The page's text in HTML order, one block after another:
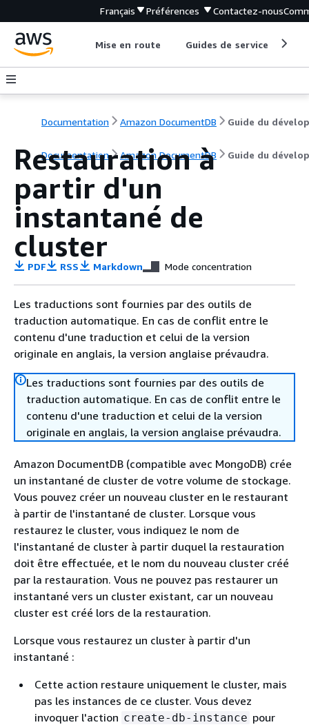
Français Préférences Contactez-nous
Mise en route Guides de service
Documentation Amazon DocumentDB
Documentation Amazon DocumentDB Guide du
Restauration à
partir d'un
instantané de
cluster
PDF RSS Markdown Mode concentration
Les traductions sont fournies par des outils de
traduction automatique. En cas de conflit entre le
contenu d'une traduction et celui de la version
originale en anglais, la version anglaise prévaudra.
Les traductions sont fournies par des outils de
traduction automatique. En cas de conflit entre le
contenu d'une traduction et celui de la version
originale en anglais, la version anglaise prévaudra.
Amazon DocumentDB (compatible avec MongoDB) crée
un instantané de cluster de votre volume de stockage.
Vous pouvez créer un nouveau cluster en le restaurant
à partir de l'instantané de cluster. Lorsque vous
restaurez le cluster, vous indiquez le nom de
l'instantané de cluster à partir duquel la restauration
doit être effectuée, et le nom du nouveau cluster créé
par la restauration. Vous ne pouvez pas restaurer un
instantané vers un cluster existant, car un nouveau
cluster est créé lors de la restauration.
Lorsque vous restaurez un cluster à partir d'un
instantané :
Cette action restaure uniquement le cluster, mais
pas les instances de ce cluster. Vous devez
invoquer l'action create-db-instance pour